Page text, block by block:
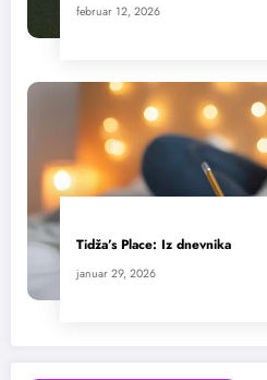
februar 12, 2026
Tidža’s Place: Iz dnevnika
januar 29, 2026